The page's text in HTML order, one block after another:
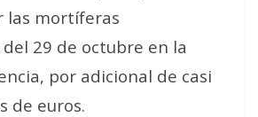
las mortíferas
29 de octubre en la
por adicional de casi
de euros.